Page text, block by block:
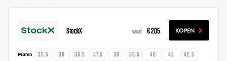
StockX vanaf € 205 KOPEN
Maten 35.5 36 36.5 37.5 38 38.5 40 42
42.5